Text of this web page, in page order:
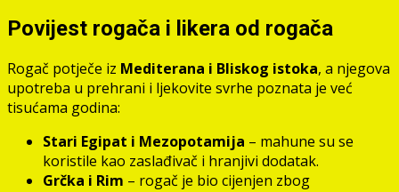
Povijest rogača i likera od rogača
Rogač potječe iz Mediterana i Bliskog istoka, a njegova
upotreba u prehrani i ljekovite svrhe poznata je već
tisućama godina:
Stari Egipat i Mezopotamija – mahune su se
koristile kao zaslađivač i hranjivi dodatak.
Grčka i Rim – rogač je bio cijenjen zbog